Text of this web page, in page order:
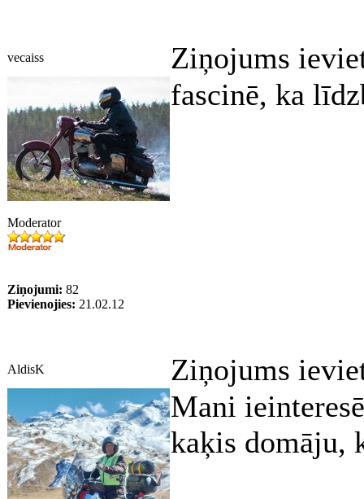
vecaiss Ziņojums
Moderator
Ziņojumi: 82
Pievienojies: 21.02.12
fascinē, ka
AldisK
Ziņojums
Mani
kaķis domāju,